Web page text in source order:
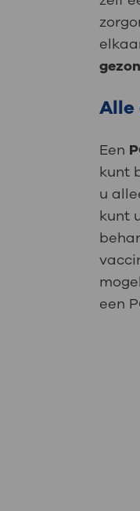
Alle
Een
kunt
u
kunt
een